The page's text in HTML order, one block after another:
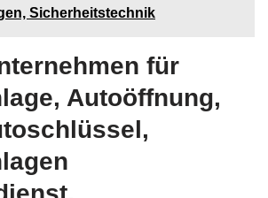
Sicherheitstechnik
für
Autoöffnung,